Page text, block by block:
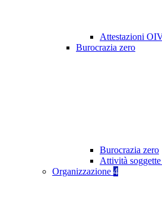
Attestazioni
Burocrazia zero
Burocrazia zero
Attività
Organizzazione 4